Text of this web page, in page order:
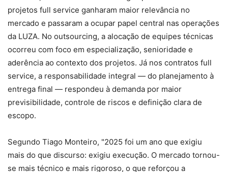
projetos full service ganharam maior relevância no
mercado e passaram a ocupar papel central nas operações
da LUZA. No outsourcing, a alocação de equipes técnicas
ocorreu com foco em especialização, senioridade e
aderência ao contexto dos projetos. Já nos contratos full
service, a responsabilidade integral — do planejamento à
entrega final — respondeu à demanda por maior
previsibilidade, controle de riscos e definição clara de
escopo.
Segundo Tiago Monteiro, "2025 foi um ano que exigiu
mais do que discurso: exigiu execução. O mercado tornou-
se mais técnico e mais rigoroso, o que reforçou a